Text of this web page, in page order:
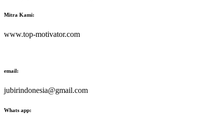
Mitra Kami:
www.top-motivator.com
email:
jubirindonesia@gmail.com
Whats app: